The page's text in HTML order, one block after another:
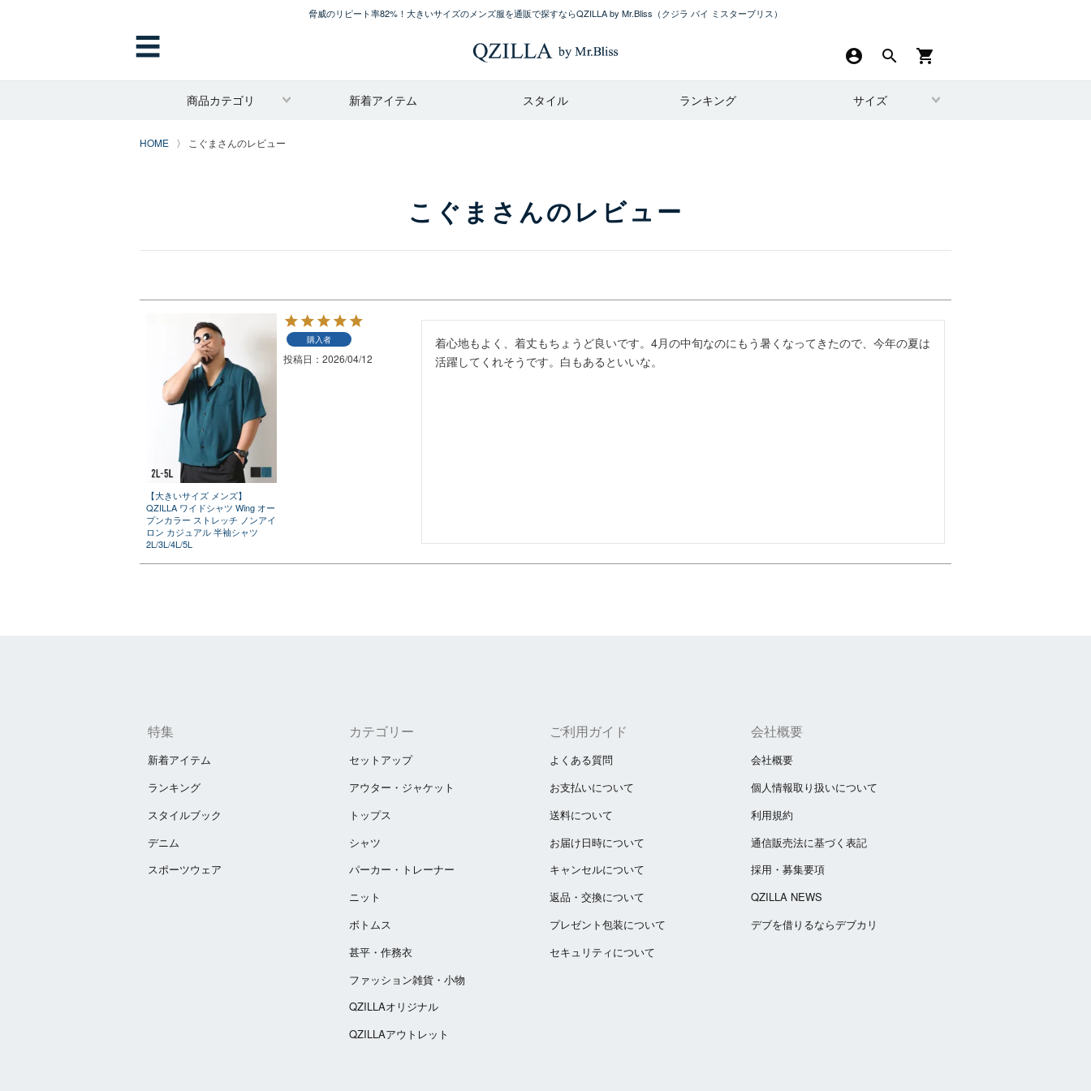
脅威のリピート率82%！大きいサイズのメンズ服を通販で探すならQZILLA by Mr.Bliss （クジラ バイ ミスターブリス）
☰ shopping_cart
search
account_circle
商品カテゴリ 新着アイテム スタイル ランキング サイズ
HOME こぐまさんのレビュー
こぐまさんのレビュー
【大きいサイズ メンズ】
QZILLA ワイドシャツ Wing オー
プンカラー ストレッチ ノンアイ
ロン カジュアル 半袖シャツ
2L/3L/4L/5L
購入者
投稿日 2026/04/12
着心地もよく、着丈もちょうど良いです。4月の中旬なのにもう暑くなってきたので、今年の夏は
活躍してくれそうです。白もあるといいな。
特集
新着アイテム
ランキング
スタイルブック
デニム
スポーツウェア
カテゴリー
セットアップ
アウター・ジャケット
トップス
シャツ
パーカー・トレーナー
ニット
ボトムス
甚平・作務衣
ファッション雑貨・小物
QZILLAオリジナル
QZILLAアウトレット
ご利用ガイド
よくある質問
お支払いについて
送料について
お届け日時について
キャンセルについて
返品・交換について
プレゼント包装について
セキュリティについて
会社概要
会社概要
個人情報取り扱いについて
利用規約
通信販売法に基づく表記
採用・募集要項
QZILLA NEWS
​デブを借りるならデブカリ